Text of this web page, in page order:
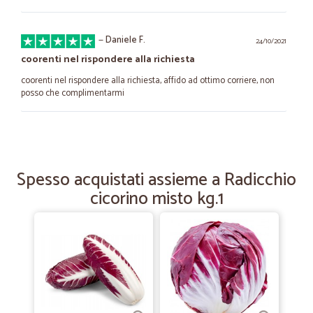
24/10/2021
—Daniele F.
coorenti nel rispondere alla richiesta
coorenti nel rispondere alla richiesta, affido ad ottimo corriere, non
posso che complimentarmi
Anche questa volta tutto ok.
Servizio Rapito e Qualitativo
Servizio Rapito e Qualitativo! Ho conosciuto Cicalia per caso e ne
sono rimasto piacevolmente sorpreso. Grazie!!
Spesso acquistati assieme a Radicchio
cicorino misto kg.1